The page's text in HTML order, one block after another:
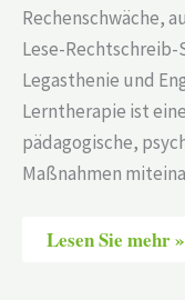
Rechenschwäche,
Lese-Rechtschreib-
Legasthenie und
Lerntherapie ist
pädagogische,
Maßnahmen
Lesen Sie mehr »